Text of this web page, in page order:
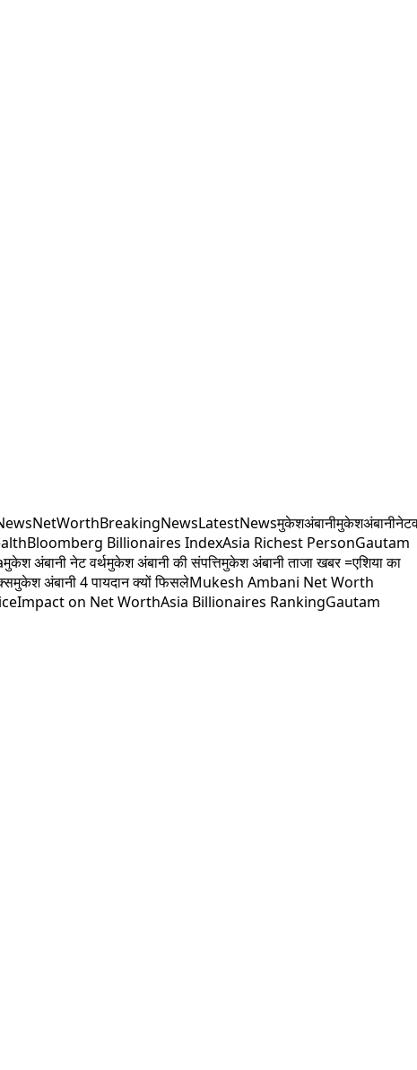
NetWorthBreakingNewsLatestNewsमुकेशअंबानी
Bloomberg Billionaires IndexAsia Richest PersonGautam
मुकेश अंबानी नेट वर्थमुकेश अंबानी की संपत्तिमुकेश अंबानी ताजा खबर =एशिया का
मुकेश अंबानी 4 पायदान क्यों फिसलेMukesh Ambani Net Worth
Impact on Net WorthAsia Billionaires RankingGautam